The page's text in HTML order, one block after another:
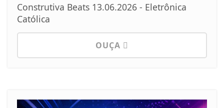
Construtiva Beats 13.06.2026 - Eletrônica
Católica
OUÇA